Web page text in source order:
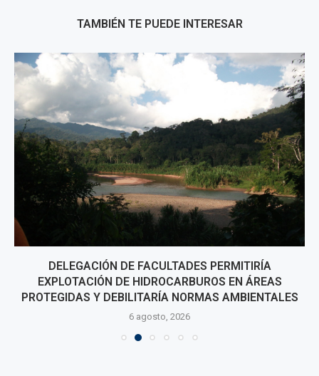
TAMBIÉN TE PUEDE INTERESAR
DELEGACIÓN DE FACULTADES PERMITIRÍA
EXPLOTACIÓN DE HIDROCARBUROS EN ÁREAS
PROTEGIDAS Y DEBILITARÍA NORMAS AMBIENTALES
6 agosto, 2026